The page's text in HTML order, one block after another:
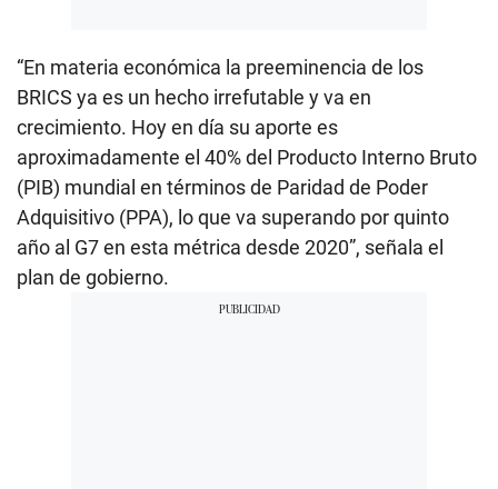
“En materia económica la preeminencia de los
BRICS ya es un hecho irrefutable y va en
crecimiento. Hoy en día su aporte es
aproximadamente el 40% del Producto Interno Bruto
(PIB) mundial en términos de Paridad de Poder
Adquisitivo (PPA), lo que va superando por quinto
año al G7 en esta métrica desde 2020”, señala el
plan de gobierno.